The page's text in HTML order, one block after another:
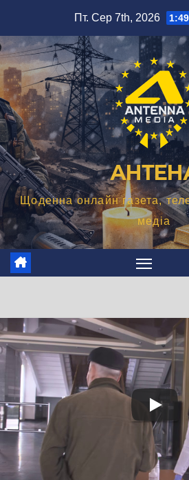
вмісту
Пт. Сер 7th, 2026
Щоденна онлайн газета,
медіа
TV СЮЖЕТ БЕЗ КОМЕНТАРІВ
У Черкаській
міськраді
і працівникам
температуру